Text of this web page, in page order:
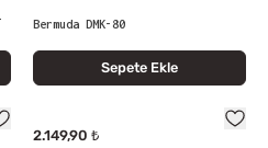
Bermuda DMK-80
Sepete Ekle
2.149,90 ₺